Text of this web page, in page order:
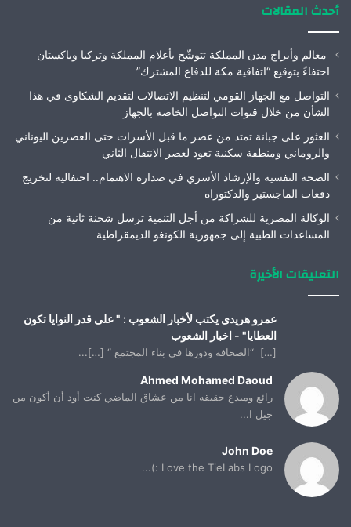
أحدث المقالات
معالم وأبراج مدن المملكة تتوشّح بأعلام المملكة وتركيا وباكستان
احتفاءً بتوقيع “اتفاقية مكة للدفاع المشترك”
التواصل مع الجهاز القومي لتنظيم الاتصالات لتقديم الشكاوى في هذا
الشأن من خلال قنوات التواصل الخاصة بالجهاز
العثور على جبانة تمتد من عصر ما قبل الأسرات حتى العصرين اليوناني
والروماني ومنطقة سكنية تعود لعصر الانتقال الثاني
الصحة النفسية والإرشاد الأسري في صدارة الاهتمام.. احتفالية لتخريج
دفعات الماجستير والدكتوراه
الوكالة المصرية للشراكة من أجل التنمية ترسل شحنة ثانية من
المساعدات الطبية إلى جمهورية الكونغو الديمقراطية
التعليقات الأخيرة
عمرو هريدى يكتب لأخبار الشعوب : " على قدر النوايا تكون
العطايا" - اخبار الشعوب
[…] “الصحافة ودورها فى بناء المجتمع “ […]...
Ahmed Mohamed Daoud
رائع ومبدع حقيقه انا من عشاق الماضي كنت أود أن أكون من
جيل ا...
John Doe
Love the TieLabs Logo :)...